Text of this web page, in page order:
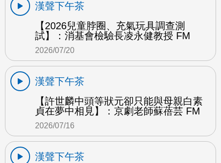
漢聲下午茶
【2026兒童脖圈、充氣玩具調查測
試】：消基會檢驗長凌永健教授 FM
2026/07/20
漢聲下午茶
【許世麟中頭等狀元卻只能與母親白素
貞在夢中相見】：京劇老師蘇蓓芸 FM
2026/07/16
漢聲下午茶